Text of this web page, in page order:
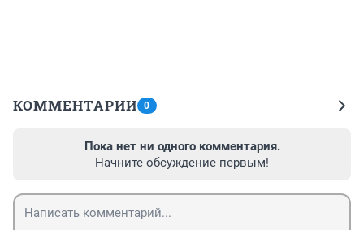
КОММЕНТАРИИ 0
Пока нет ни одного комментария.
Начните обсуждение первым!